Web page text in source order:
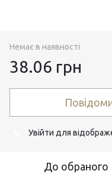
Немає в наявності
38.06 грн
Увійти для
До обраного